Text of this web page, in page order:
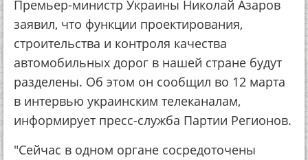
Премьер-министр Украины Николай Азаров
заявил, что функции проектирования,
строительства и контроля качества
автомобильных дорог в нашей стране будут
разделены. Об этом он сообщил во 12 марта
в интервью украинским телеканалам,
информирует пресс-служба Партии Регионов.
"Сейчас в одном органе сосредоточены